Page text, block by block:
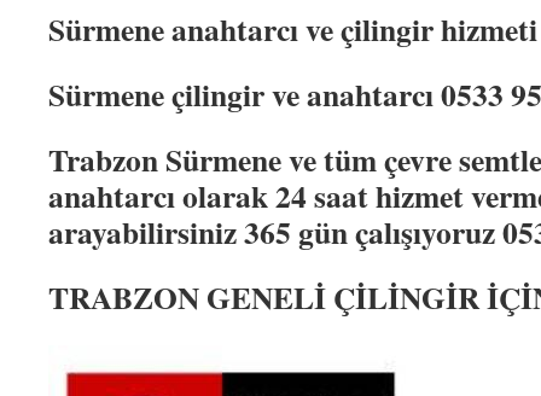
Sürmene anahtarcı ve çilingir
Sürmeneçilingir ve anahtarcı 0533
TrabzonSürmeneve tüm çevre
anahtarcı olarak 24 saat hizmet
arayabilirsiniz 365 gün çalışıyoruz
TRABZON GENELİ ÇİLİNGİR